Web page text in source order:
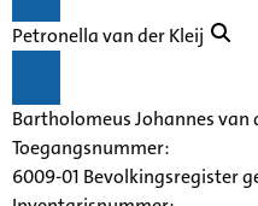
Petronella van der Kleij
Bartholomeus Johannes van
Toegangsnummer:
6009-01 Bevolkingsregister